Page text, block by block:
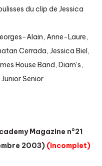
du clip de Jessica
Alain, Anne-Laure,
Cerrada, Jessica Biel,
House Band, Diam’s,
Senior
Magazine n°21
2003) (Incomplet)